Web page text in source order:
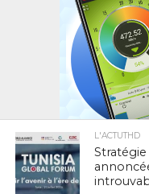
L'ACTUTHD
Stratégie